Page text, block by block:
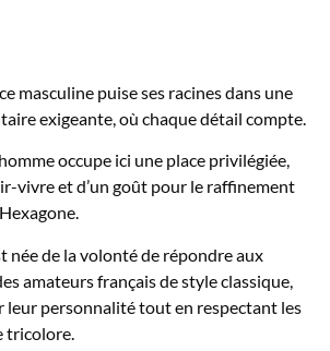
masculine puise ses racines dans une
exigeante, où chaque détail compte.
occupe ici une place privilégiée,
vivre et d’un goût pour le raffinement
née de la volonté de répondre aux
amateurs français de style classique,
leur personnalité tout en respectant les
tricolore.